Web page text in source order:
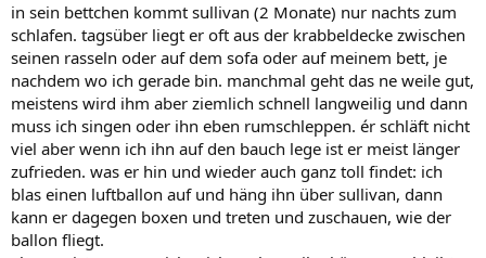
in sein bettchen kommt sullivan (2 Monate) nur nachts zum
schlafen. tagsüber liegt er oft aus der krabbeldecke zwischen
seinen rasseln oder auf dem sofa oder auf meinem bett, je
nachdem wo ich gerade bin. manchmal geht das ne weile gut,
meistens wird ihm aber ziemlich schnell langweilig und dann
muss ich singen oder ihn eben rumschleppen. ér schläft nicht
viel aber wenn ich ihn auf den bauch lege ist er meist länger
zufrieden. was er hin und wieder auch ganz toll findet: ich
blas einen luftballon auf und häng ihn über sullivan, dann
kann er dagegen boxen und treten und zuschauen, wie der
ballon fliegt.